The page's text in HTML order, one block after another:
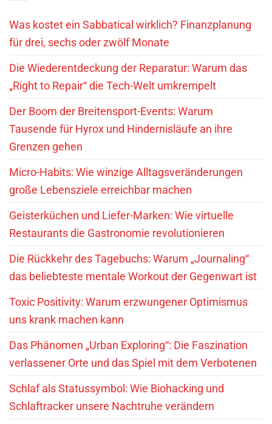
Was kostet ein Sabbatical wirklich? Finanzplanung
für drei, sechs oder zwölf Monate
Die Wiederentdeckung der Reparatur: Warum das
„Right to Repair“ die Tech-Welt umkrempelt
Der Boom der Breitensport-Events: Warum
Tausende für Hyrox und Hindernisläufe an ihre
Grenzen gehen
Micro-Habits: Wie winzige Alltagsveränderungen
große Lebensziele erreichbar machen
Geisterküchen und Liefer-Marken: Wie virtuelle
Restaurants die Gastronomie revolutionieren
Die Rückkehr des Tagebuchs: Warum „Journaling“
das beliebteste mentale Workout der Gegenwart ist
Toxic Positivity: Warum erzwungener Optimismus
uns krank machen kann
Das Phänomen „Urban Exploring“: Die Faszination
verlassener Orte und das Spiel mit dem Verbotenen
Schlaf als Statussymbol: Wie Biohacking und
Schlaftracker unsere Nachtruhe verändern